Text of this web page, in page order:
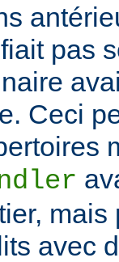
pas
Ceci
avec